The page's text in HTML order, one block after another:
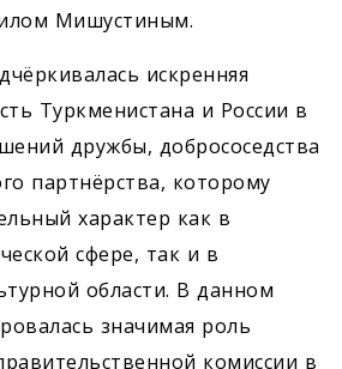
Мишустиным.
искренняя
Туркменистана и России в
дружбы, добрососедства
партнёрства, которому
характер как в
сфере, так и в
области. В данном
значимая роль
комиссии в